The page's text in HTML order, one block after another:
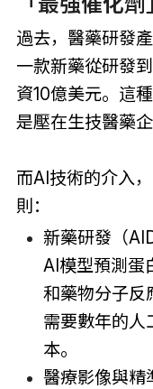
過去，醫藥研發
一款新藥從研發
資10億美元。這
是壓在生技醫藥
而AI技術的介入
則：
新藥研發（
AI模型預測蛋
和藥物分子反
需要數年的人
本。
醫療影像與精